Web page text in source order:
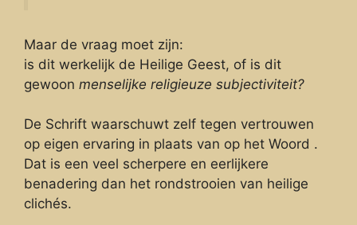
Maar de vraag moet zijn:
is dit werkelijk de Heilige Geest, of is dit
gewoon menselijke religieuze subjectiviteit?
De Schrift waarschuwt zelf tegen vertrouwen
op eigen ervaring in plaats van op het Woord .
Dat is een veel scherpere en eerlijkere
benadering dan het rondstrooien van heilige
clichés.